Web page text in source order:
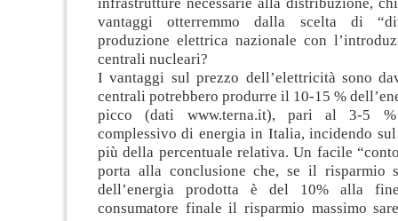
infrastrutture necessarie alla distribuzione,
vantaggi otterremmo dalla scelta di
produzione elettrica nazionale con
centrali nucleari?
I vantaggi sul prezzo dell’elettricità sono
centrali potrebbero produrre il 10-15 %
picco (dati www.terna.it), pari al 3-5
complessivo di energia in Italia, incidendo
più della percentuale relativa. Un facile
porta alla conclusione che, se il risparmio
dell’energia prodotta è del 10% alla
consumatore finale il risparmio massimo